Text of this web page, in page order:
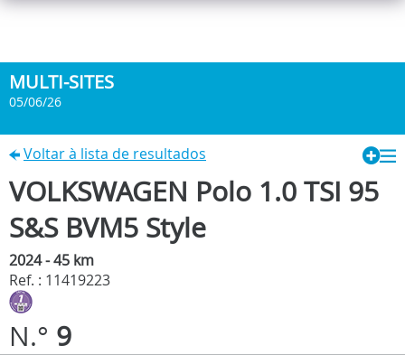
MULTI-SITES
05/06/26
Voltar à lista de resultados
VOLKSWAGEN Polo 1.0 TSI 95
S&S BVM5 Style
2024 - 45 km
Ref. : 11419223
N.° 9